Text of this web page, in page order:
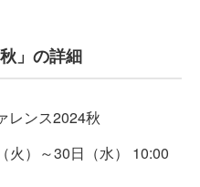
」の詳細
レンス2024秋
火）～30日（水） 10:00